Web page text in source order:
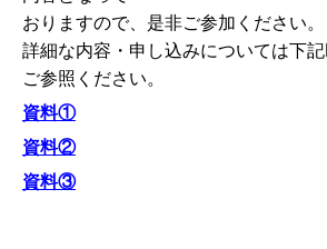
おりますので、是非ご参加ください。
詳細な内容・申し込みについては下
ご参照ください。
資料①
資料②
資料③